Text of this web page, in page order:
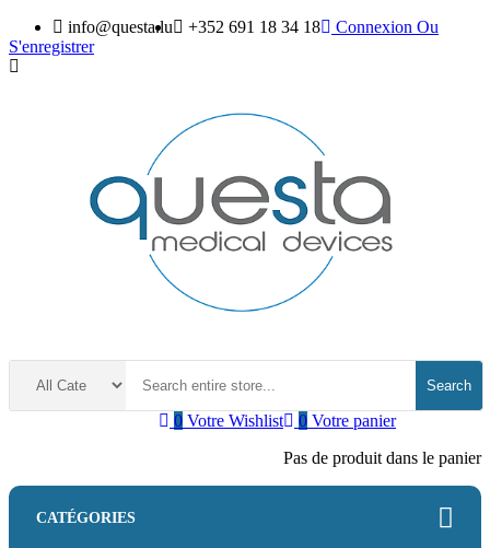
info@questa.lu +352 691 18 34 18 Connexion Ou
S'enregistrer
Search
0 Votre panier
Pas de produit dans le panier
0 Votre Wishlist
CATÉGORIES